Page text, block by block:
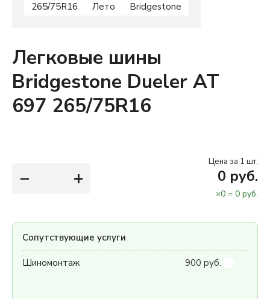
265/75R16 Лето Bridgestone
Легковые шины
Bridgestone Dueler AT
697 265/75R16
− +
Цена за 1 шт.
0 руб.
×0 = 0 руб.
Сопутствующие услуги
Шиномонтаж 900 руб.